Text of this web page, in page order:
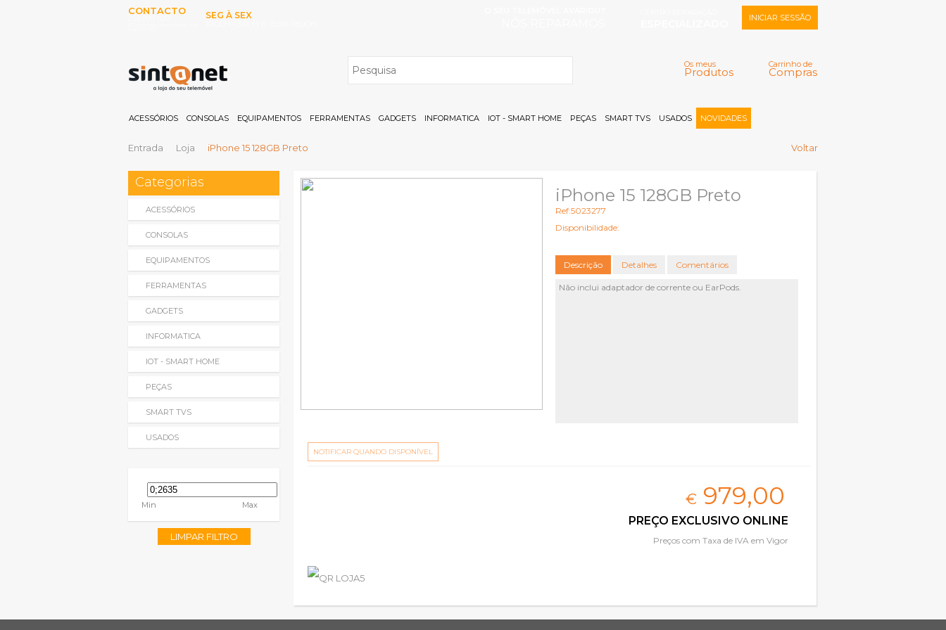
CONTACTO
SEG À SEX
Carrinho de
Compras
Os meus
Produtos
INICIAR SESSÃO
Memorizar
Registar |
ACESSÓRIOS CONSOLAS EQUIPAMENTOS FERRAMENTAS GADGETS INFORMATICA IOT - SMART HOME PEÇAS SMART TVS USADOS NOVIDADES
Entrada Loja iPhone 15 128GB Preto Voltar
Categorias
ACESSÓRIOS
CONSOLAS
EQUIPAMENTOS
FERRAMENTAS
GADGETS
INFORMATICA
IOT - SMART HOME
PEÇAS
SMART TVS
USADOS
Min Max
LIMPAR FILTRO
iPhone 15 128GB Preto
Ref:5023277
Disponibilidade:
Descrição Detalhes Comentários
Não inclui adaptador de corrente ou EarPods.
NOTIFICAR QUANDO DISPONÍVEL
€ 979,00
PREÇO EXCLUSIVO ONLINE
Preços com Taxa de IVA em Vigor